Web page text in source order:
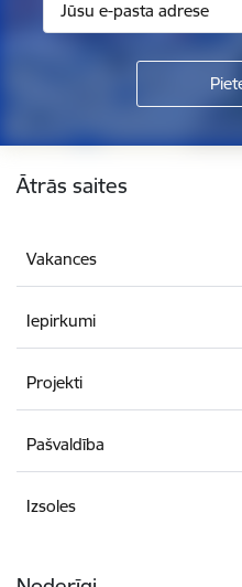
Ātrās saites
Vakances
Iepirkumi
Projekti
Pašvaldība
Izsoles